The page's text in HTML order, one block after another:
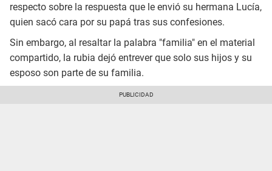
respecto sobre la respuesta que le envió su hermana Lucía,
quien sacó cara por su papá tras sus confesiones.
Sin embargo, al resaltar la palabra "familia" en el material
compartido, la rubia dejó entrever que solo sus hijos y su
esposo son parte de su familia.